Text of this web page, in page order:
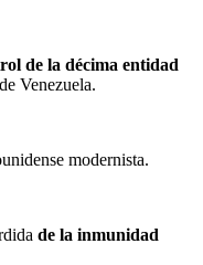
de la décima entidad
Venezuela.
modernista.
de la inmunidad